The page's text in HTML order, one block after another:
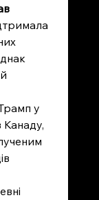
у
Канаду,